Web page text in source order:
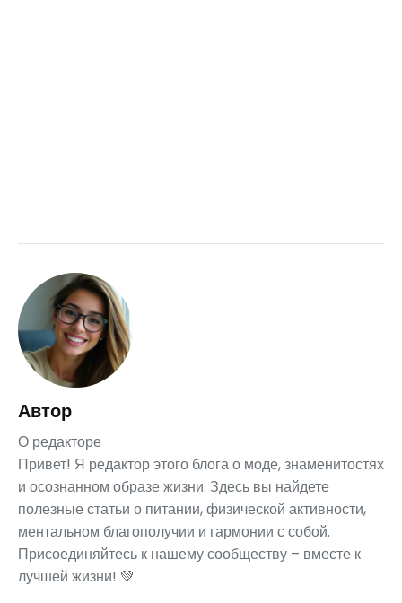
Автор
О редакторе
Привет! Я редактор этого блога о моде, знаменитостях
и осознанном образе жизни. Здесь вы найдете
полезные статьи о питании, физической активности,
ментальном благополучии и гармонии с собой.
Присоединяйтесь к нашему сообществу – вместе к
лучшей жизни! 💚